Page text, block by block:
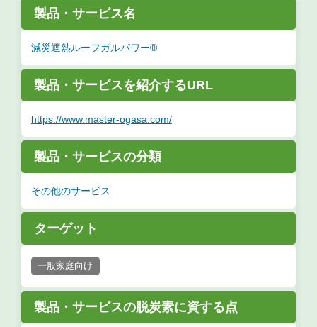
製品・サービス名
減災遮熱ルーフガルパワー®
製品・サービスを紹介するURL
https://www.master-ogasa.com/
製品・サービスの分類
その他のサービス
ターゲット
一般家庭向け
製品・サービスの脱炭素に資する点